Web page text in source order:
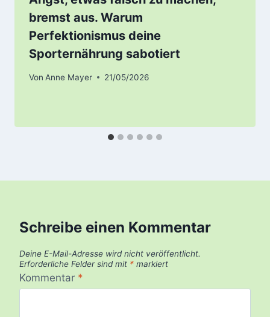
bremst aus. Warum
Perfektionismus deine
Sporternährung sabotiert
Von Anne Mayer 21/05/2026
Schreibe einen Kommentar
Deine E-Mail-Adresse wird nicht veröffentlicht.
Erforderliche Felder sind mit * markiert
Kommentar *